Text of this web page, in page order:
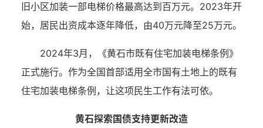
旧小区加装一部电梯价格最高达到百万元。2023年开
始，居民出资成本逐年降低，由40万元降至25万元。
2024年3月，《黄石市既有住宅加装电梯条例》
正式施行。作为全国首部适用全市国有土地上的既有
住宅加装电梯条例，让这项民生工作有法可依。
黄石探索国债支持更新改造